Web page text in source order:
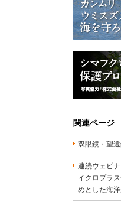
関連ページ
双眼鏡・望
連続ウェビ
イクロプラ
めとした海